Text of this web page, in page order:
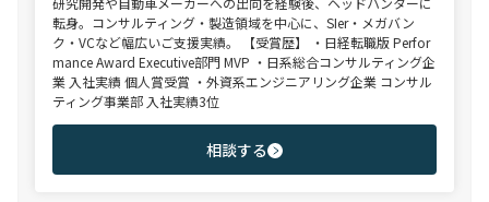
転身。コンサルティング・製造領域を中心に、SIer・メガバン
ク・VCなど幅広いご支援実績。 【受賞歴】 ・日経転職版 Perfor
mance Award Executive部門 MVP ・日系総合コンサルティング企
業 入社実績 個人賞受賞 ・外資系エンジニアリング企業 コンサル
ティング事業部 入社実績3位
相談する